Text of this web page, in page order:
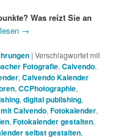
Was reizt Sie an
→
|Verschlagwortet mit
Fotografie,Calvendo,
,Calvendo Kalender
,CCPhotographie,
,digital publishing,
Calvendo,Fotokalender,
,Fotokalender gestalten,
selbst gestalten,